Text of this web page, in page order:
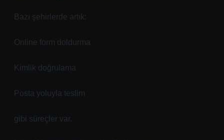
Bazı şehirlerde artık:
Online form doldurma
Kimlik doğrulama
Posta yoluyla teslim
gibi süreçler var.